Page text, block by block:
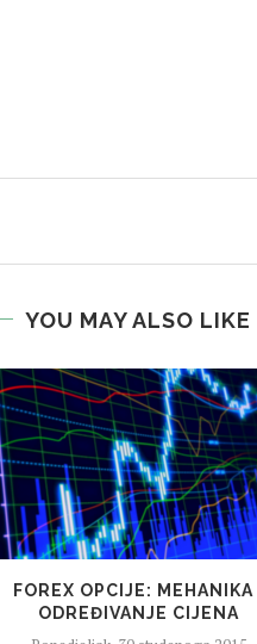
YOU MAY ALSO LIKE
FOREX OPCIJE: MEHANIKA I
ODREĐIVANJE CIJENA